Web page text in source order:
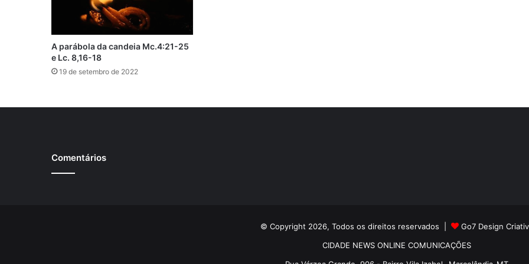
A parábola da candeia Mc.4:21-25
e Lc. 8,16-18
19 de setembro de 2022
Comentários
© Copyright 2026, Todos os direitos reservados |
Go7 Design
CIDADE NEWS ONLINE COMUNICAÇÕES